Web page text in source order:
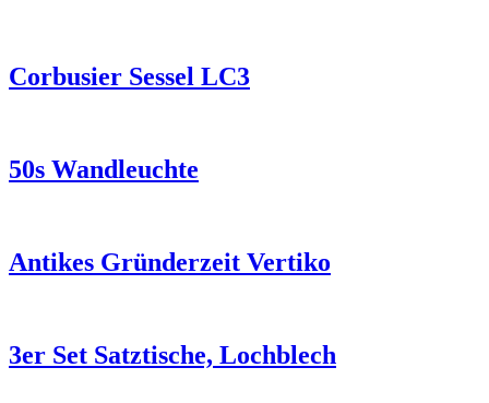
Corbusier Sessel LC3
50s Wandleuchte
Antikes Gründerzeit Vertiko
3er Set Satztische, Lochblech